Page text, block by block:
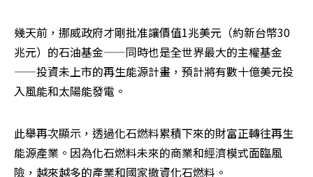
幾天前，挪威政府才剛批准讓價值1兆美元（約新台幣30
兆元）的石油基金——同時也是全世界最大的主權基金
——投資未上市的再生能源計畫，預計將有數十億美元投
入風能和太陽能發電。
此舉再次顯示，透過化石燃料累積下來的財富正轉往再生
能源產業。因為化石燃料未來的商業和經濟模式面臨風
險，越來越多的產業和國家撤資化石燃料。